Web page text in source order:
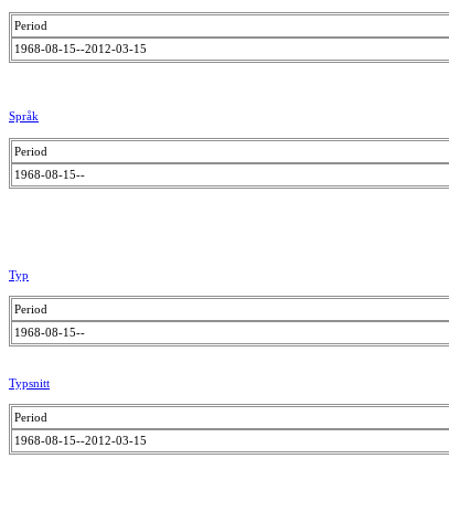
Period
1968-08-15--2012-03-15
Språk
Period
1968-08-15--
Typ
Period
1968-08-15--
Typsnitt
Period
1968-08-15--2012-03-15